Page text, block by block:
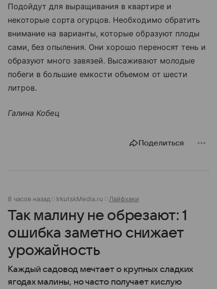
Подойдут для выращивания в квартире и
некоторые сорта огурцов. Необходимо обратить
внимание на варианты, которые образуют плоды
сами, без опыления. Они хорошо переносят тень и
образуют много завязей. Высаживают молодые
побеги в большие емкости объемом от шести
литров.
Галина Кобец
Поделиться
8 часов назад IrkutskMedia.ru Лайфхаки
Так малину не обрезают: 1
ошибка заметно снижает
урожайность
Каждый садовод мечтает о крупных сладких
ягодах малины, но часто получает кислую